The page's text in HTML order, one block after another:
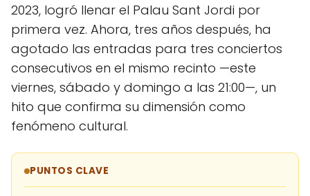
2023, logró llenar el Palau Sant Jordi por
primera vez. Ahora, tres años después, ha
agotado las entradas para tres conciertos
consecutivos en el mismo recinto —este
viernes, sábado y domingo a las 21:00—, un
hito que confirma su dimensión como
fenómeno cultural.
PUNTOS CLAVE